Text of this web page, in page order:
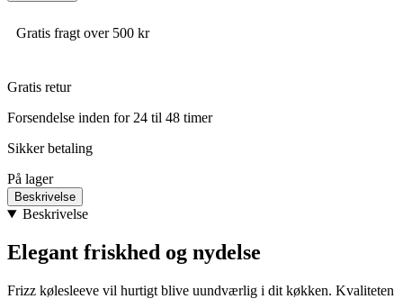
Gratis fragt over 500 kr
Gratis retur
Forsendelse inden for 24 til 48 timer
Sikker betaling
På lager
Beskrivelse
Beskrivelse
Elegant friskhed og nydelse
Frizz kølesleeve vil hurtigt blive uundværlig i dit køkken. Kvaliteten